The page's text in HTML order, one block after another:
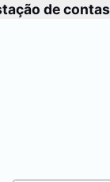
de contas